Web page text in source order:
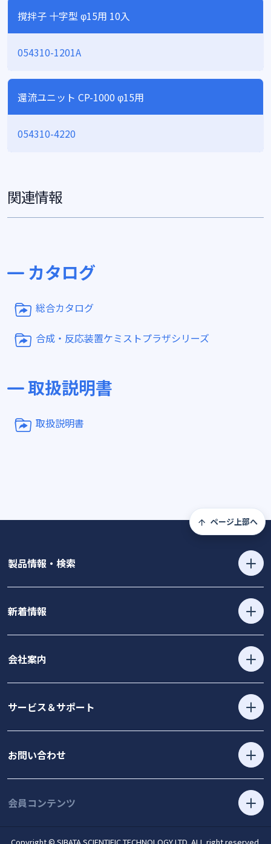
撹拌子 十字型 φ15用 10入
054310-1201A
還流ユニット CP-1000 φ15用
054310-4220
関連情報
カタログ
総合カタログ
合成・反応装置ケミストプラザシリーズ
取扱説明書
取扱説明書
ページ上部へ
製品情報・検索
新着情報
会社案内
サービス＆サポート
お問い合わせ
会員コンテンツ